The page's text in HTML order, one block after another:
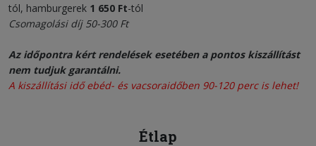
tól, hamburgerek 1 650 Ft-tól
Csomagolási díj 50-300 Ft
Az időpontra kért rendelések esetében a pontos kiszállítást
nem tudjuk garantálni.
A kiszállítási idő ebéd- és vacsoraidőben 90-120 perc is lehet!
Étlap